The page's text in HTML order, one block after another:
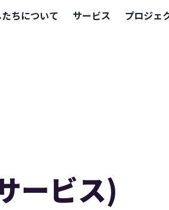
ちについて サービス プロジェ
ービス)